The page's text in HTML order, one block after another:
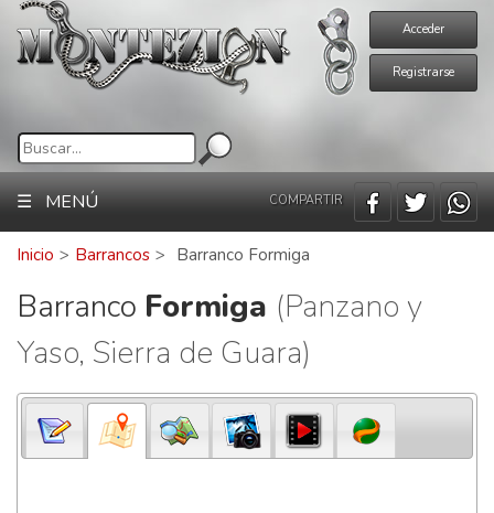
Acceder
Registrarse
☰ MENÚ COMPARTIR
Inicio > Barrancos > Barranco Formiga
Barranco Formiga (Panzano y
Yaso, Sierra de Guara)